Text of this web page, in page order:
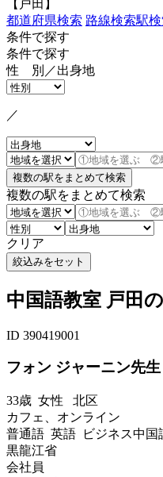
【戸田】
都道府県検索 路線検索駅
条件で探す
条件で探す
性 別／出身地
／
複数の駅をまとめて検索
クリア
中国語教室 戸田
ID 390419001
フォン ジャーニン先生
33歳 女性 北区
カフェ、オンライン
普通語 英語 ビジネス中国
黒龍江省
会社員